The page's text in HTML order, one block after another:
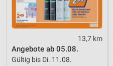
13,7 km
Angebote ab 05.08.
Gültig bis Di. 11.08.
Werbung